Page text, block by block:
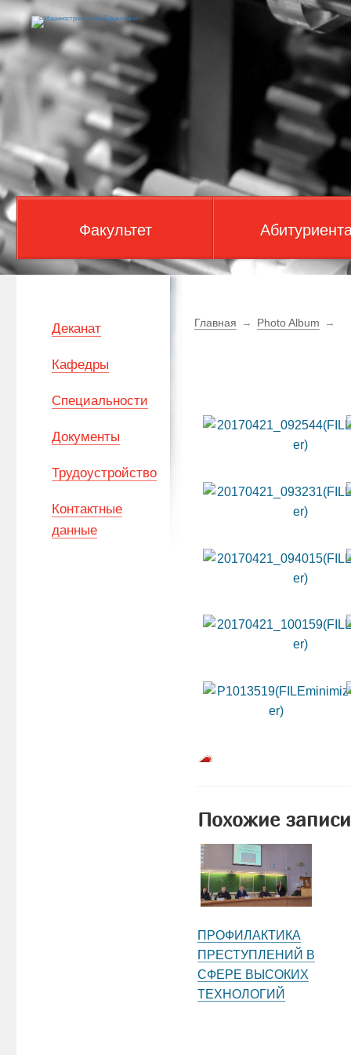
Факультет
Главная → Photo Album →
Похожие записи
ПРОФИЛАКТИКА
ПРЕСТУПЛЕНИЙ В
СФЕРЕ ВЫСОКИХ
ТЕХНОЛОГИЙ
Деканат
Кафедры
Специальности
Документы
Трудоустройство
Контактные
данные